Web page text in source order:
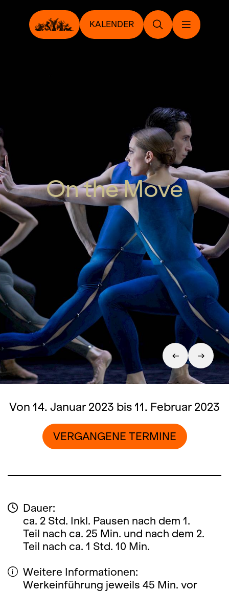
KALENDER
On the Move
Von 14. Januar 2023 bis 11. Februar 2023
VERGANGENE TERMINE
Dauer:
ca. 2 Std. Inkl. Pausen nach dem 1.
Teil nach ca. 25 Min. und nach dem 2.
Teil nach ca. 1 Std. 10 Min.
Weitere Informationen:
Werkeinführung jeweils 45 Min. vor